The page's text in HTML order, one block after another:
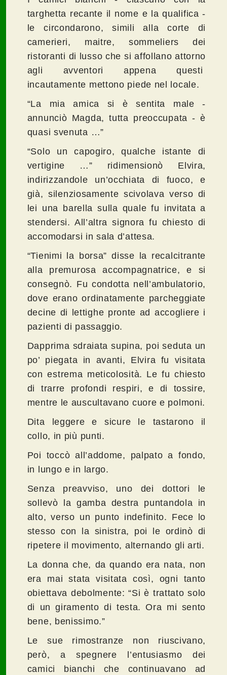
targhetta recante il nome e la qualifica -
le circondarono, simili alla corte di
camerieri, maitre, sommeliers dei
ristoranti di lusso che si affollano attorno
agli avventori appena questi
incautamente mettono piede nel locale.
“La mia amica si è sentita male -
annunciò Magda, tutta preoccupata - è
quasi svenuta …”
“Solo un capogiro, qualche istante di
vertigine …” ridimensionò Elvira,
indirizzandole un’occhiata di fuoco, e
già, silenziosamente scivolava verso di
lei una barella sulla quale fu invitata a
stendersi. All’altra signora fu chiesto di
accomodarsi in sala d’attesa.
“Tienimi la borsa” disse la recalcitrante
alla premurosa accompagnatrice, e si
consegnò. Fu condotta nell’ambulatorio,
dove erano ordinatamente parcheggiate
decine di lettighe pronte ad accogliere i
pazienti di passaggio.
Dapprima sdraiata supina, poi seduta un
po’ piegata in avanti, Elvira fu visitata
con estrema meticolosità. Le fu chiesto
di trarre profondi respiri, e di tossire,
mentre le auscultavano cuore e polmoni.
Dita leggere e sicure le tastarono il
collo, in più punti.
Poi toccò all’addome, palpato a fondo,
in lungo e in largo.
Senza preavviso, uno dei dottori le
sollevò la gamba destra puntandola in
alto, verso un punto indefinito. Fece lo
stesso con la sinistra, poi le ordinò di
ripetere il movimento, alternando gli arti.
La donna che, da quando era nata, non
era mai stata visitata così, ogni tanto
obiettava debolmente: “Si è trattato solo
di un giramento di testa. Ora mi sento
bene, benissimo.”
Le sue rimostranze non riuscivano,
però, a spegnere l’entusiasmo dei
camici bianchi che continuavano ad